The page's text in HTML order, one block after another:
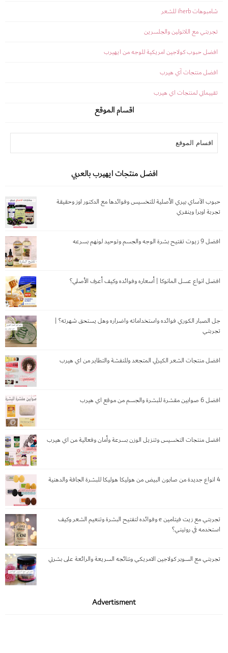
شامبوهات iherb للشعر
تجربتي مع اللانولين والجلسرين
افضل حبوب كولاجين امريكية للوجه من ايهيرب
افضل منتجات آي هيرب
تقييماتي لمنتجات اي هيرب
اقسام الموقع
افضل منتجات ايهيرب بالعربي
حبوب الآساي بيري الأصلية للتخسيس وفوائدها مع الدكتور اوز وحقيقة
تجربة اوبرا وينفري
افضل 9 زيوت تفتيح بشرة الوجه والجسم وتوحيد لونهم بسرعه
افضل انواع عسل المانوكا | أسعاره وفوائده وكيف أعرف الأصلي؟
جل الصبار الكوري فوائده واستخداماته واضراره وهل يستحق شهرته؟ |
تجربتي
افضل منتجات الشعر الكيرلي المتجعد وللنفشة والتطاير من اي هيرب
افضل 6 صوابين مقشرة للبشرة والجسم من موقع اي هيرب
افضل منتجات التخسيس وتنزيل الوزن بسرعة وأمان وفعالية من اي هيرب
4 انواع جديدة من صابون البيض من هوليكا هوليكا للبشرة الجافة والدهنية
تجربتي مع زيت فيتامين e وفوائده لتفتيح البشرة وتنعيم الشعر وكيف
استخدمه في روتيني؟
تجربتي مع السوبر كولاجين الامريكي ونتائجه السريعة والرائعة على بشرتي
Advertisment